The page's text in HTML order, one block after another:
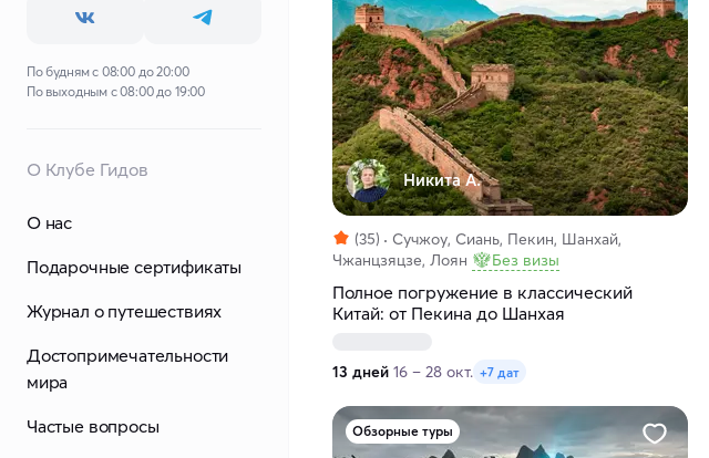
По будням с 08:00 до 20:00
По выходным с 08:00 до 19:00
О Клубе Гидов
О нас
Подарочные сертификаты
Журнал о путешествиях
Достопримечательности
мира
Частые вопросы
Никита А.
(35)
Сучжоу, Сиань, Пекин, Шанхай,
Чжанцзяцзе, Лоян
Без визы
Полное погружение в классический
Китай: от Пекина до Шанхая
13 дней 16 – 28 окт. +7 дат
Обзорные туры